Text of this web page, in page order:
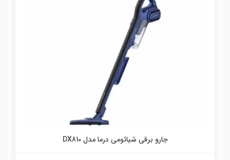
جارو برقی شیائومی درما مدل DX810